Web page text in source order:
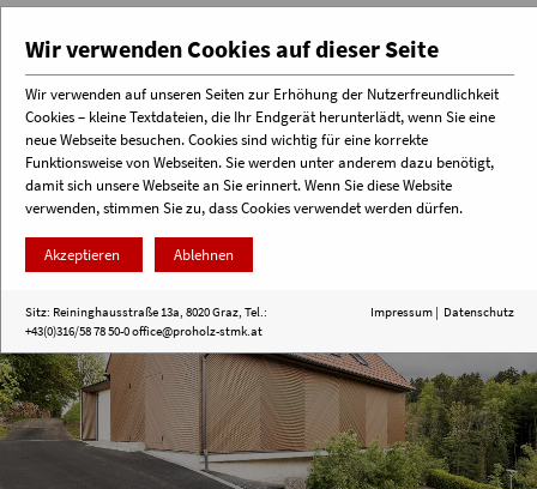
Menü
Wir verwenden Cookies auf dieser Seite
Wir verwenden auf unseren Seiten zur Erhöhung der Nutzerfreundlichkeit
Cookies – kleine Textdateien, die Ihr Endgerät herunterlädt, wenn Sie eine
neue Webseite besuchen. Cookies sind wichtig für eine korrekte
Funktionsweise von Webseiten. Sie werden unter anderem dazu benötigt,
damit sich unsere Webseite an Sie erinnert. Wenn Sie diese Website
verwenden, stimmen Sie zu, dass Cookies verwendet werden dürfen.
Akzeptieren Ablehnen
Sitz: Reininghausstraße 13a, 8020 Graz, Tel.:
+43(0)316/58 78 50-0office@proholz-stmk.at
Impressum| Datenschutz